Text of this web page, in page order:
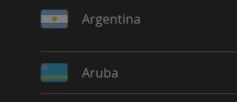
Argentina
Aruba